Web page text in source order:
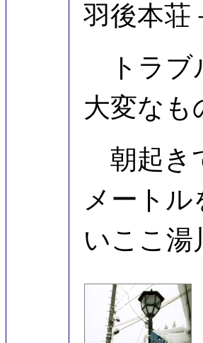
羽後本荘
トラブ
大変なも
朝起き
メート
いここ湯